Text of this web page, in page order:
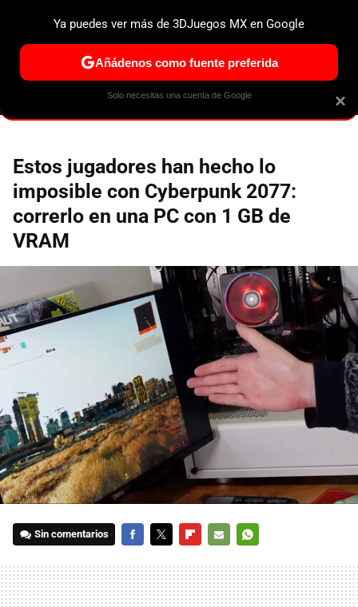
ESPECIALES PS5 NINTENDO SWITCH 2 XBOX
Estos jugadores han hecho lo
imposible con Cyberpunk 2077:
correrlo en una PC con 1 GB de
VRAM
Sin comentarios
MAIL
×
Ya puedes ver más de 3DJuegos MX en Google
Añádenos como fuente preferida
Solo necesitas una cuenta de Google